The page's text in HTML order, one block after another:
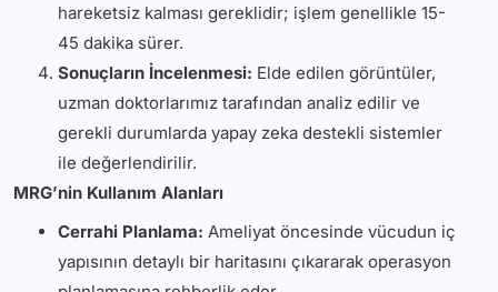
hareketsiz kalması gereklidir; işlem genellikle 15-
45 dakika sürer.
Sonuçların İncelenmesi: Elde edilen görüntüler,
uzman doktorlarımız tarafından analiz edilir ve
gerekli durumlarda yapay zeka destekli sistemler
ile değerlendirilir.
MRG’nin Kullanım Alanları
Cerrahi Planlama: Ameliyat öncesinde vücudun iç
yapısının detaylı bir haritasını çıkararak operasyon